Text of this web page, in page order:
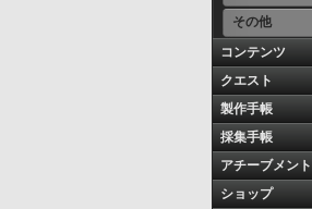
その他
コンテンツ
クエスト
製作手帳
採集手帳
アチーブメント
ショップ